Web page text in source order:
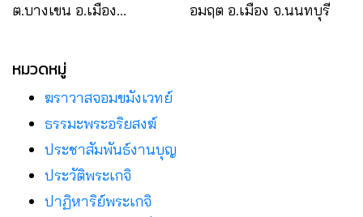
ต.บางเขน อ.เมือง
อมฤต อ.เมือง จ.นนทบุรี
หมวดหมู่
ฆราวาสจอมขมังเวทย์
ธรรมะพระอริยสงฆ์
ประชาสัมพันธ์งานบุญ
ประวัติพระเกจิ
ปาฏิหาริย์พระเกจิ